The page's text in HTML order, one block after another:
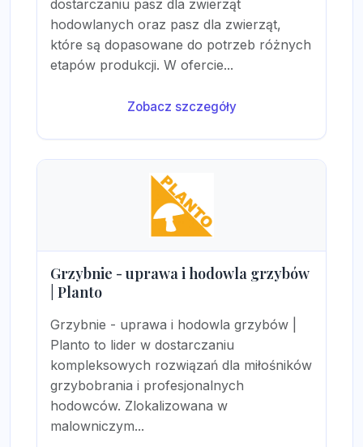
dostarczaniu pasz dla zwierząt
hodowlanych oraz pasz dla zwierząt,
które są dopasowane do potrzeb różnych
etapów produkcji. W ofercie...
Zobacz szczegóły
Grzybnie - uprawa i hodowla grzybów
| Planto
Grzybnie - uprawa i hodowla grzybów |
Planto to lider w dostarczaniu
kompleksowych rozwiązań dla miłośników
grzybobrania i profesjonalnych
hodowców. Zlokalizowana w
malowniczym...